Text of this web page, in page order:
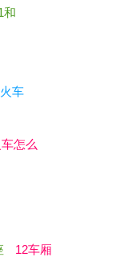
和
车
怎么
12车厢